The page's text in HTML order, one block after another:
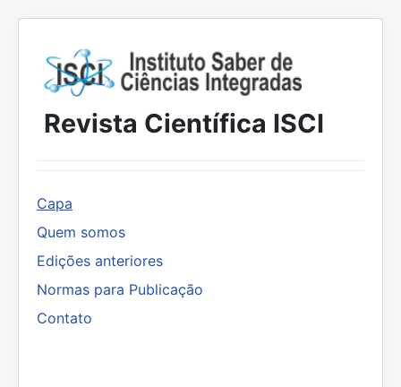
Revista Científica ISCI
Capa
Quem somos
Edições anteriores
Normas para Publicação
Contato